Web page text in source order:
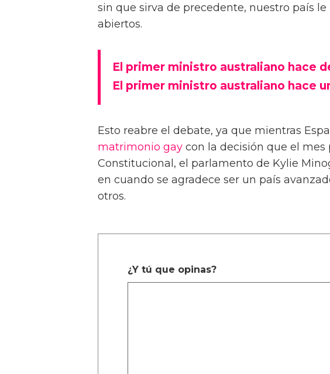
sin que sirva de precedente, nuestro país
abiertos.
El primer ministro australiano hace
El primer ministro australiano hace
Esto reabre el debate, ya que mientras
matrimonio gay con la decisión que el
Constitucional, el parlamento de Kylie
en cuando se agradece ser un país
otros.
¿Y tú que opinas?